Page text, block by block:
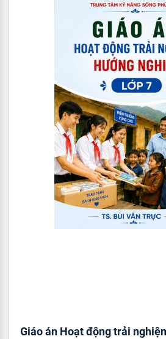
Giáo án Hoạt động trải